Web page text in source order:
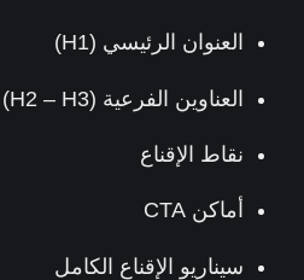
العنوان الرئيسي (H1)
العناوين الفرعية (H2 – H3)
نقاط الإقناع
أماكن CTA
سيناريو الإقناع الكامل